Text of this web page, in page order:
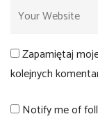
Zapamiętaj
kolejnych
Notify me of